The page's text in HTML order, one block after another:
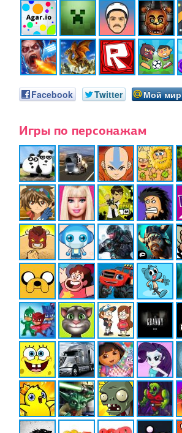
Facebook Twitter Мой мир
Игры по персонажам